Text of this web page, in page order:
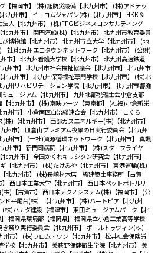
【福岡市】 (株)旭防災設備【北九州市】 (株)アドテッ
九州市】 イーコムジャパン(株)【北九州市】 HKK＆
人【北九州市】 (株)FFGビジネスコンサルティング
九州市】 関門汽船(株)【北九州市】 北九州市教育委員
博物館【北九州市】 北九州市立大学【北九州市】 (地
(一社)北九州エコタウンネットワーク【北九州市】 (公財)
市】 北九州看護大学校【北九州市】 北九州高速鉄道
州市】 北九州市社会福祉協議会【北九州市】 北九州市
九州市】 北九州保育福祉専門学校【北九州市】 (株)北
九州リハビリテーション学院【北九州市】 北九州市響灘
ュージアム【北九州市】 九州北部税理士会小倉支部
北九州市】 (株)京映アーツ【東京都】 (社福)小倉新栄
州市】 小倉南区自治総連合会【北九州市】
こくら
(株)【北九州市】 西部ガスエネルギー(株)【北九州市】
州市】 皿倉山プレミアム夜景の日実行委員会【北九州
州市】 (一社)資源循環ネットワーク【北九州市】 真颯
州市】 新門司病院【北九州市】 (株)スターフライヤー
九州市】 全国かくれキリシタン研究会【北九州市】
【北九州市】 (株)たけみや【北九州市】 東港運輸(株)
北九州市】 (株)長崎材木店一級建築士事務所【古賀
西日本工業大学【北九州市】 西日本ペットボトルリ
株)【古賀市】 西日本テクノシステム(株)【福岡市】 (公
ド平尾台(株）【北九州市】 (株)ハートピア【北九州
(株)ハナダ建設【福津市】 東田ミュージアムパーク【北
福岡県環境部【福岡県】 福岡県立小倉工業高等学校
祭り実行委員会【北九州市】 ポールトゥウィン(株)
市】 (株)フロム・ワン【北九州市】 松井社会保険労
校【北九州市】 美萩野保健衛生学院【北九州市】 美